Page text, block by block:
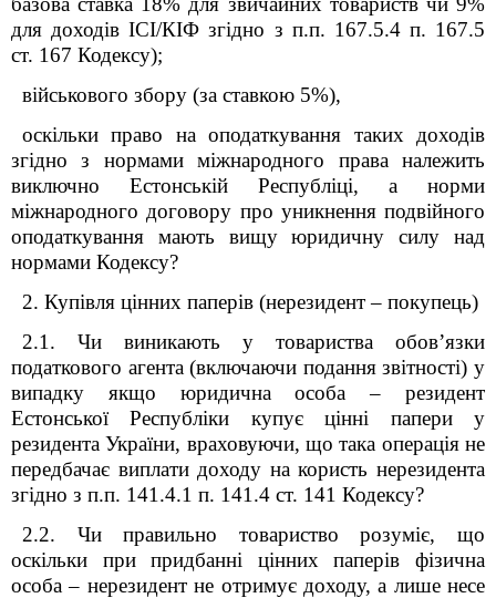
для доходів ІСІ/КІФ згідно з п.п. 167.5.4 п. 167.5
ст. 167 Кодексу);
військового збору (за ставкою 5%),
оскільки право на оподаткування таких доходів
згідно з нормами міжнародного права належить
виключно Естонській Республіці, а норми
міжнародного договору про уникнення подвійного
оподаткування мають вищу юридичну силу над
нормами Кодексу?
2. Купівля цінних паперів (нерезидент – покупець)
2.1. Чи виникають у товариства обов’язки
податкового агента (включаючи подання звітності) у
випадку якщо юридична особа – резидент
Естонської Республіки купує цінні папери у
резидента України, враховуючи, що така операція не
передбачає виплати доходу на користь нерезидента
згідно з п.п. 141.4.1 п. 141.4 ст. 141 Кодексу?
2.2. Чи правильно товариство розуміє, що
оскільки при придбанні цінних паперів фізична
особа – нерезидент не отримує доходу, а лише несе